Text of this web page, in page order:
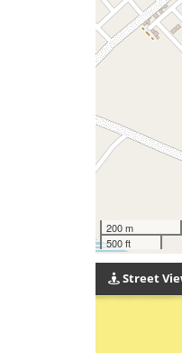
200 m
500 ft
Street